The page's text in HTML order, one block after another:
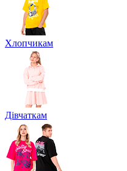
Хлопчикам
Дівчаткам